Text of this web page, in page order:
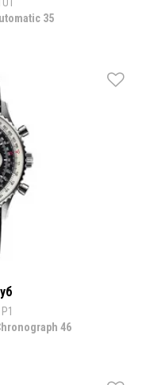
35
46